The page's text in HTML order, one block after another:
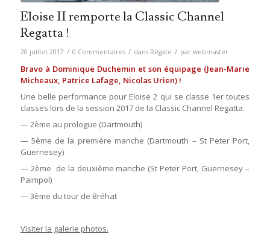
Eloise II remporte la Classic Channel
Regatta !
20 juillet 2017 / 0 Commentaires / dans Régate / par webmaster
Bravo à Dominique Duchemin et son équipage (Jean-Marie
Micheaux, Patrice Lafage, Nicolas Urien) !
Une belle performance pour Eloise 2 qui se classe 1er toutes
classes lors de la session 2017 de la Classic Channel Regatta.
— 2ème au prologue (Dartmouth)
— 5ème de la première manche (Dartmouth – St Peter Port,
Guernesey)
— 2ème de la deuxième manche (St Peter Port, Guernesey –
Paimpol)
— 3ème du tour de Bréhat
Visiter la galerie photos.